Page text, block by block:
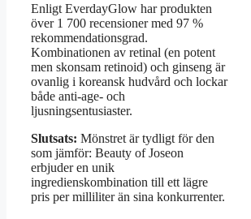
Enligt EverdayGlow har produkten
över 1 700 recensioner med 97 %
rekommendationsgrad.
Kombinationen av retinal (en potent
men skonsam retinoid) och ginseng är
ovanlig i koreansk hudvård och lockar
både anti-age- och
ljusningsentusiaster.
Slutsats: Mönstret är tydligt för den
som jämför: Beauty of Joseon
erbjuder en unik
ingredienskombination till ett lägre
pris per milliliter än sina konkurrenter.